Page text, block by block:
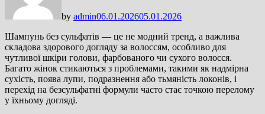
by admin06.01.202605.01.2026
Шампунь без сульфатів — це не модний тренд, а важлива
складова здорового догляду за волоссям, особливо для
чутливої шкіри голови, фарбованого чи сухого волосся.
Багато жінок стикаються з проблемами, такими як надмірна
сухість, поява лупи, подразнення або тьмяність локонів, і
перехід на безсульфатні формули часто стає точкою перелому
у їхньому догляді.